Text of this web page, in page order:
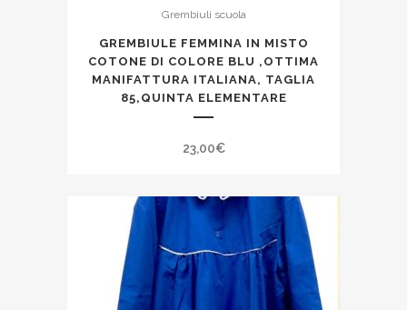
Grembiuli scuola
GREMBIULE FEMMINA IN MISTO
COTONE DI COLORE BLU ,OTTIMA
MANIFATTURA ITALIANA, TAGLIA
85,QUINTA ELEMENTARE
23,00€